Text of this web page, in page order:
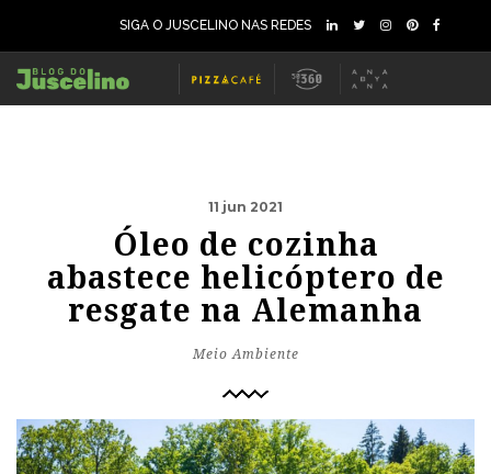
SIGA O JUSCELINO NAS REDES
11 jun 2021
Óleo de cozinha
abastece helicóptero de
resgate na Alemanha
Meio Ambiente